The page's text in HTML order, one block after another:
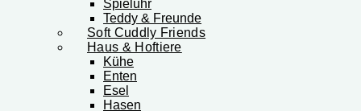
Spieluhr
Teddy & Freunde
Soft Cuddly Friends
Haus & Hoftiere
Kühe
Enten
Esel
Hasen